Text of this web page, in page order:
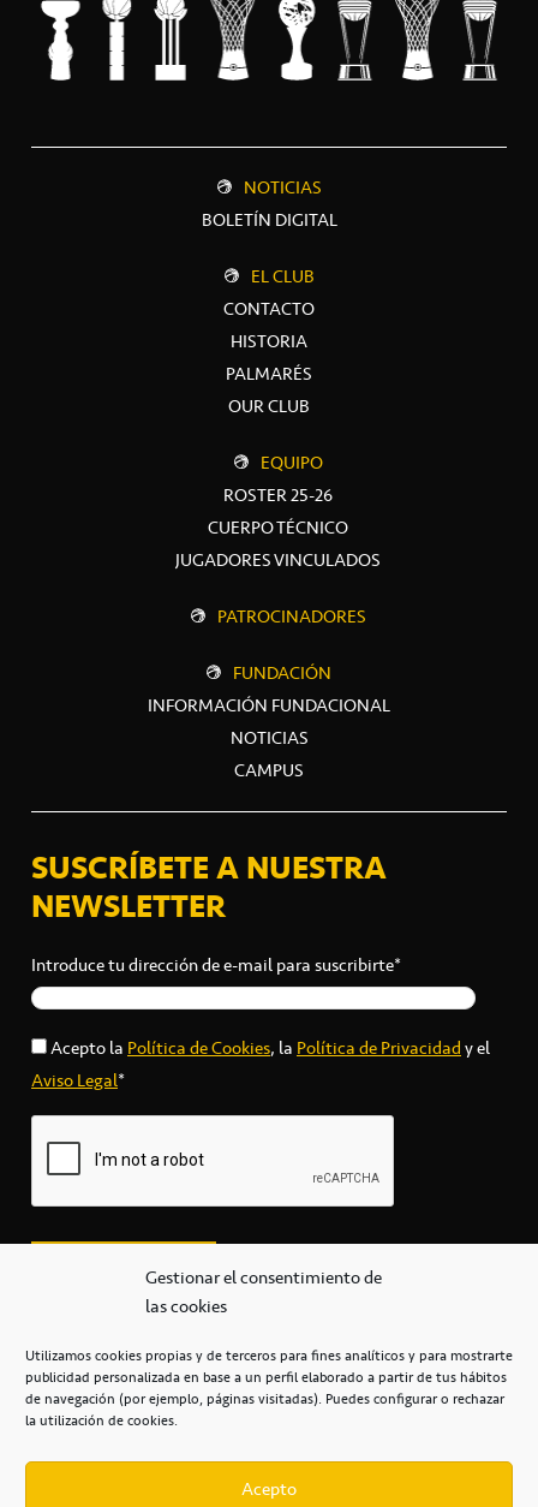
Gestionar el consentimiento de
las cookies
Utilizamos cookies propias y de terceros para fines analíticos y para mostrarte
publicidad personalizada en base a un perfil elaborado a partir de tus hábitos
de navegación (por ejemplo, páginas visitadas). Puedes configurar o rechazar
la utilización de cookies.
Acepto
NOTICIAS
BOLETÍN DIGITAL
EL CLUB
CONTACTO
HISTORIA
PALMARÉS
OUR CLUB
EQUIPO
ROSTER 25-26
CUERPO TÉCNICO
JUGADORES VINCULADOS
PATROCINADORES
FUNDACIÓN
INFORMACIÓN FUNDACIONAL
NOTICIAS
CAMPUS
SUSCRÍBETE A NUESTRA
NEWSLETTER
Introduce tu dirección de e-mail para suscribirte*
Acepto la Política de Cookies, la Política de Privacidady el
Aviso Legal*
secretaria@cbcanarias.es
+34 922 253 684
Casa del Deporte / 38108 – La Laguna